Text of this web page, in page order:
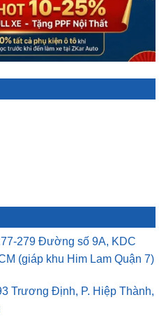
279 Đường số 9A, KDC
(giáp khu Him Lam Quận 7)
Trương Định, P. Hiệp Thành,